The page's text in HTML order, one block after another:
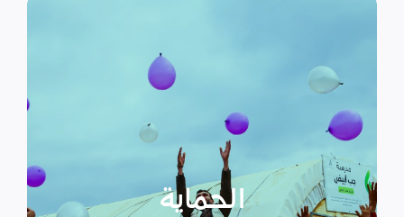
الحماية
الحماية
الأسر المهمشة والتي ترأسها إناث
عبر تعزيز المساعدة الإنسانية التي
تراعي الأمور الخاصة بالنوع
الاجتماعي “الجنساني” مع التركيز